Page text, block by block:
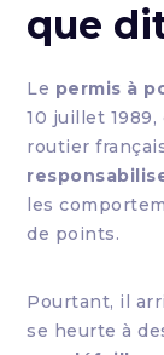
que
Le permis à
10 juillet
routier
les
de points.
Pourtant, il
se heurte à